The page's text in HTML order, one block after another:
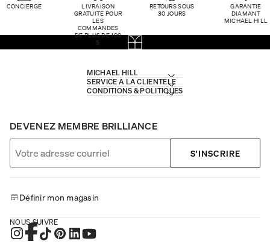
CONCIERGE
LIVRAISON
GRATUITE POUR
LES
COMMANDES
DE PLUS DE 100
$
RETOURS SOUS
30 JOURS
GARANTIE
DIAMANT
MICHAEL HILL
MICHAEL HILL
SERVICE À LA CLIENTÈLE
CONDITIONS & POLITIQUES
DEVENEZ MEMBRE BRILLIANCE
S'INSCRIRE
Définir mon magasin
NOUS SUIVRE